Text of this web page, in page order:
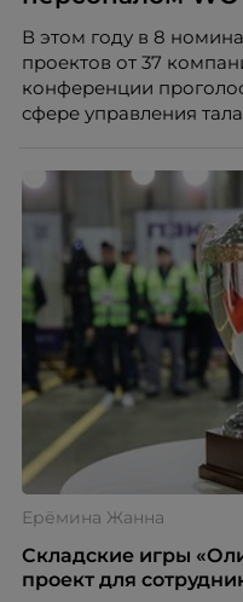
В этом году в 8
проектов от 37
конференции
сфере управления
Ерёмина Жанна
Складские игры
проект для